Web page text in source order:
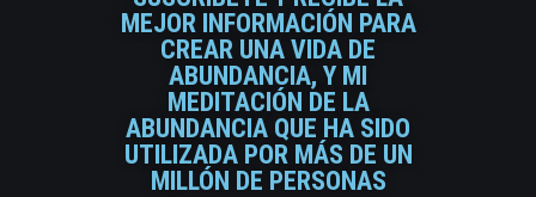
MEJOR INFORMACIÓN PARA
CREAR UNA VIDA DE
ABUNDANCIA, Y MI
MEDITACIÓN DE LA
ABUNDANCIA QUE HA SIDO
UTILIZADA POR MÁS DE UN
MILLÓN DE PERSONAS